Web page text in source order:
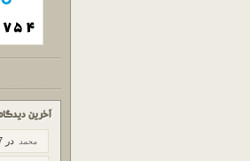
آخرین
محمد در